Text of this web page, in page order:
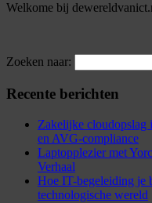
Welkome bij
Zoeken naar:
Recente berichten
Zakelijke cloudopslag
en AVG-compliance
Laptopplezier met
Verhaal
Hoe IT-begeleiding je
technologische wereld